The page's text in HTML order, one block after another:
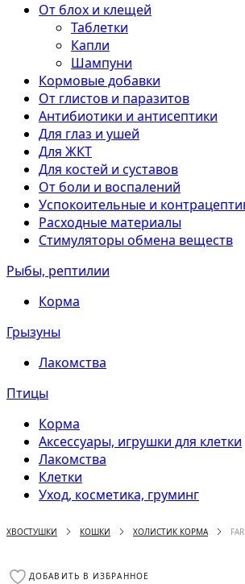
От блох и клещей
Таблетки
Капли
Шампуни
Кормовые добавки
От глистов и паразитов
Антибиотики и антисептики
Для глаз и ушей
Для ЖКТ
Для костей и суставов
От боли и воспалений
Успокоительные и
Расходные материалы
Стимуляторы обмена веществ
Рыбы, рептилии
Корма
Грызуны
Лакомства
Птицы
Корма
Аксессуары, игрушки для клетки
Лакомства
Клетки
Уход, косметика, груминг
ХВОСТУШКИ КОШКИ ХОЛИСТИК КОРМА
ДОБАВИТЬ В ИЗБРАННОЕ